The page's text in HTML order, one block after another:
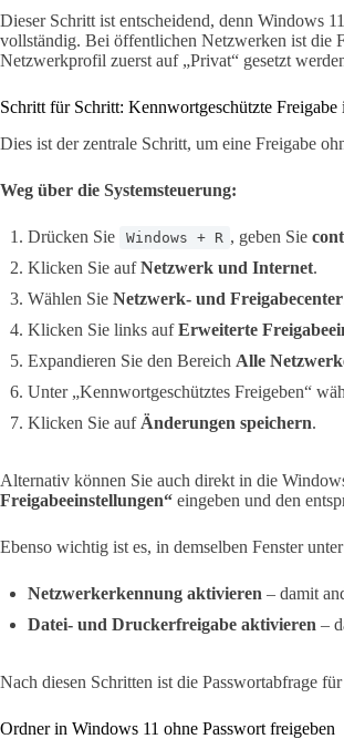
Dieser Schritt ist entscheidend, denn Windows
vollständig. Bei öffentlichen Netzwerken ist die
Netzwerkprofil zuerst auf „Privat“ gesetzt
Schritt für Schritt: Kennwortgeschützte
Dies ist der zentrale Schritt, um eine Freigabe
Weg über die Systemsteuerung:
Drücken Sie Windows + R , geben Sie
Klicken Sie aufNetzwerk und Internet.
Wählen Sie Netzwerk- und Freigabecenter
Klicken Sie links aufErweiterte
Expandieren Sie den Bereich Alle
Unter „Kennwortgeschütztes Freigeben“
Klicken Sie auf Änderungen speichern.
Alternativ können Sie auch direkt in die
Freigabeeinstellungen“ eingeben und den
Ebenso wichtig ist es, in demselben Fenster unter
Netzwerkerkennung aktivieren – damit
Datei- und Druckerfreigabe aktivieren –
Nach diesen Schritten ist die Passwortabfrage
Ordner in Windows 11 ohne Passwort freigeben